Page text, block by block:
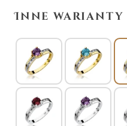
Inne warianty